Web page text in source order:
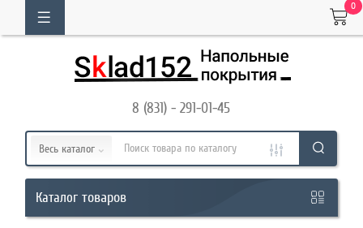
Обратный
звонок
0
8 (831) - 291-01-45
Весь каталог
Каталог товаров